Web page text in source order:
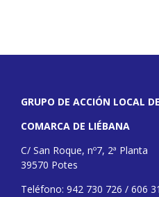
GRUPO DE ACCIÓN LOCAL
COMARCA DE LIÉBANA
C/ San Roque, nº7, 2ª Planta
39570 Potes
Teléfono: 942 730 726 / 606